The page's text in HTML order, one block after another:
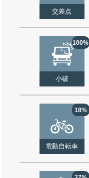
交差点
100%
小破
18%
電動自転車